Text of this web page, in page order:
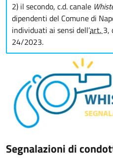
2) il secondo, c.d. canale
dipendenti del Comune di
individuati ai sensi dell’art.3,
24/2023.
Segnalazioni di